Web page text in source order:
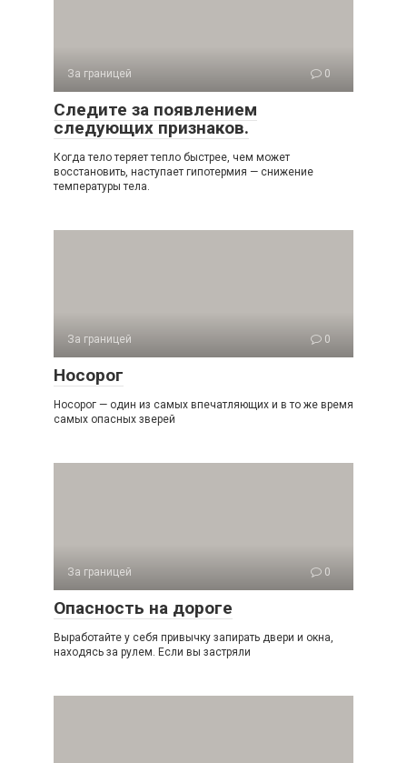
За границей 0
Следите за появлением
следующих признаков.
Когда тело теряет тепло быстрее, чем может
восстановить, наступает гипотермия — снижение
температуры тела.
За границей 0
Носорог
Носорог — один из самых впечатляющих и в то же время
самых опасных зверей
За границей 0
Опасность на дороге
Выработайте у себя привычку запирать двери и окна,
находясь за рулем. Если вы застряли